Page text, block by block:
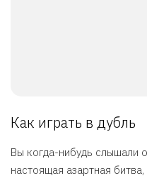
Как играть в дубль
Вы когда-нибудь слышали
настоящая азартная